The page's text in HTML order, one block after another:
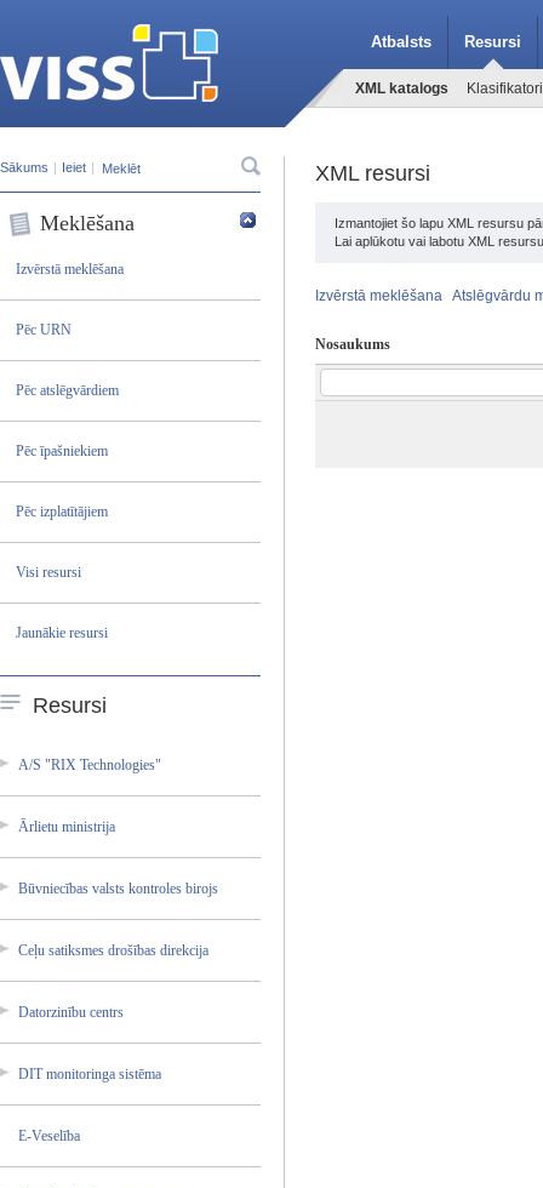
Atbalsts Resursi
XML katalogs Klasifikatori
Sākums | Ieiet |
Meklēšana
Izvērstā meklēšana
Pēc URN
Pēc atslēgvārdiem
Pēc īpašniekiem
Pēc izplatītājiem
Visi resursi
Jaunākie resursi
Resursi
A/S "RIX Technol­ogies"
Ārlietu ministr­ija
Būvniec­ības valsts kontrol­es birojs
Ceļu satiksm­es drošība­s direkci­ja
Datorzi­nību centrs
DIT monitor­inga sistēma
E-Vesel­ība
XML resursi
Izmantojiet šo lapu XML resursu
Lai aplūkotu vai labotu XML
Izvērstā meklēšana Atslēgvārdu
Nosaukums